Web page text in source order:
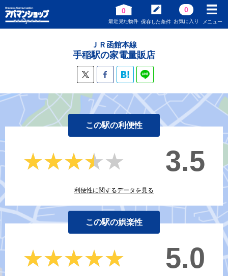
0
最近見た物件 保存した条件
0
お気に入り メニュー
ＪＲ函館本線
手稲駅の家電量販店
この駅の利便性
★★★★★
★★★★★ 3.5
利便性に関するデータを見る
この駅の娯楽性
★★★★★
★★★★★ 5.0